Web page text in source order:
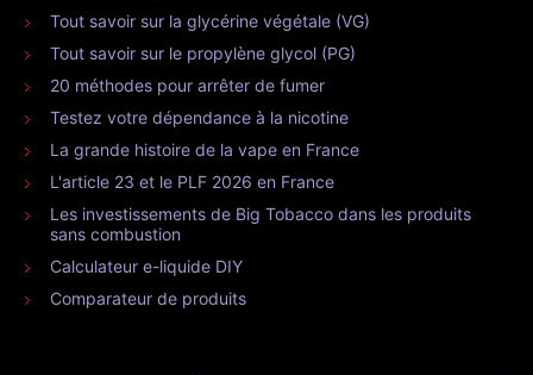
Tout savoir sur la glycérine végétale (VG)
Tout savoir sur le propylène glycol (PG)
20 méthodes pour arrêter de fumer
Testez votre dépendance à la nicotine
La grande histoire de la vape en France
L'article 23 et le PLF 2026 en France
Les investissements de Big Tobacco dans les produits
sans combustion
Calculateur e-liquide DIY
Comparateur de produits